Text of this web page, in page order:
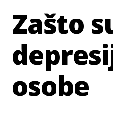
Zašto
osobe